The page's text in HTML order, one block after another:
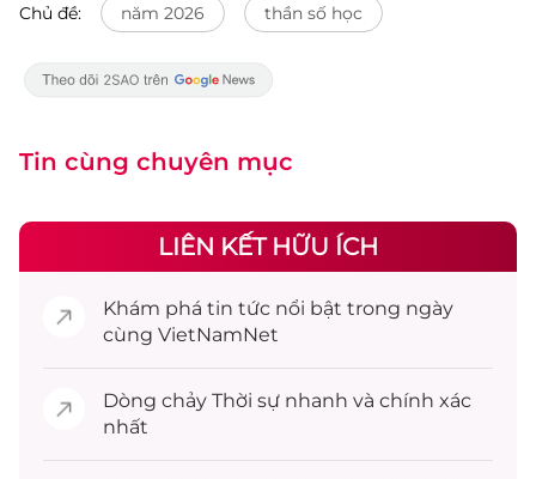
Chủ đề: năm 2026 thần số học
Tin cùng chuyên mục
LIÊN KẾT HỮU ÍCH
Khám phá tin tức nổi bật trong ngày
cùng VietNamNet
Dòng chảy Thời sự nhanh và chính xác
nhất